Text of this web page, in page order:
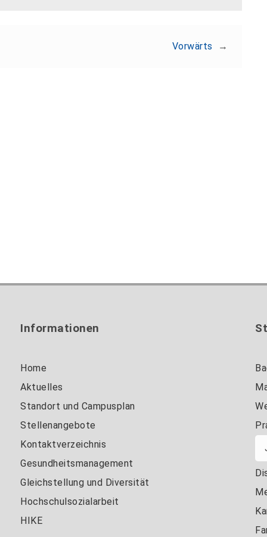
Vorwärts →
Informationen
Home
Aktuelles
Standort und Campusplan
Stellenangebote
Kontaktverzeichnis
Gesundheitsmanagement
Gleichstellung und Diversität
Hochschulsozialarbeit
HIKE